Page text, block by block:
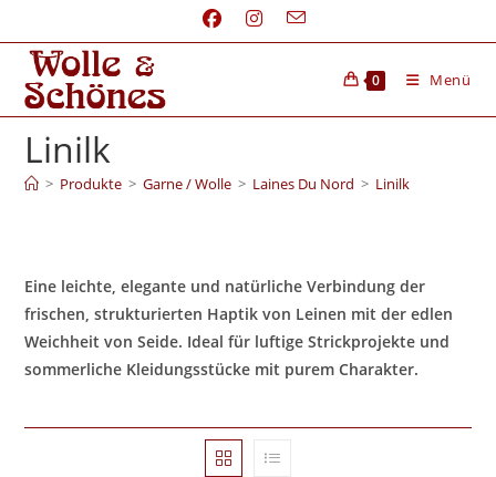
0 Menü
Linilk
> Produkte > Garne / Wolle > Laines Du Nord > Linilk
Eine leichte, elegante und natürliche Verbindung der
frischen, strukturierten Haptik von Leinen mit der edlen
Weichheit von Seide. Ideal für luftige Strickprojekte und
sommerliche Kleidungsstücke mit purem Charakter.